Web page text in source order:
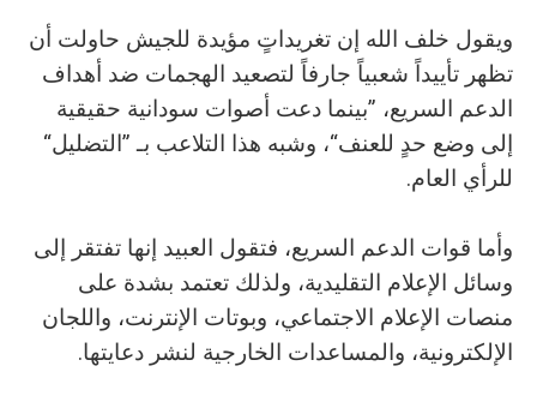
ويقول خلف الله إن تغريداتٍ مؤيدة للجيش حاولت أن
تظهر تأييداً شعبياً جارفاً لتصعيد الهجمات ضد أهداف
الدعم السريع، ”بينما دعت أصوات سودانية حقيقية
إلى وضع حدٍ للعنف“، وشبه هذا التلاعب بـ ”التضليل“
للرأي العام.
وأما قوات الدعم السريع، فتقول العبيد إنها تفتقر إلى
وسائل الإعلام التقليدية، ولذلك تعتمد بشدة على
منصات الإعلام الاجتماعي، وبوتات الإنترنت، واللجان
الإلكترونية، والمساعدات الخارجية لنشر دعايتها.